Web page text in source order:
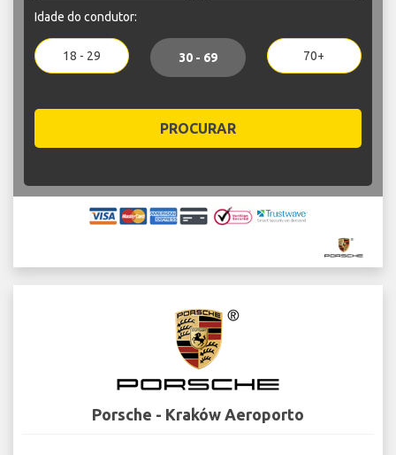
Idade do condutor:
18 - 29 30 - 69 70+
PROCURAR
Porsche - Kraków Aeroporto